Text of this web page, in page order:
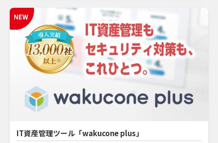
IT資産管理ツール「wakucone plus」